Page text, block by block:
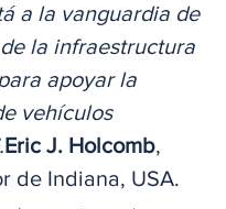
a la vanguardia de
la infraestructura
apoyar la
vehículos
Eric J. Holcomb,
de Indiana, USA.